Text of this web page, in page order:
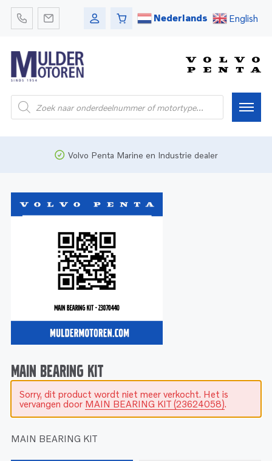
Nederlands English
Onderdelen
Bedrijfsvaart
Onderdelen
Motoren
Onderdelen
Service
Motoren
Service en onderhoud
Reman – Pleziervaart
Reman - Bedrijfsvaart
Reman – Industrie
Volvo Penta Marine en Industrie dealer
MAIN BEARING KIT
Sorry, dit product wordt niet meer verkocht. Het is
vervangen door MAIN BEARING KIT (23624058).
MAIN BEARING KIT